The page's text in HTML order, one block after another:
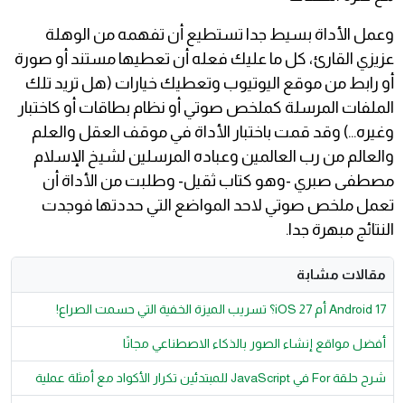
وعمل الأداة بسيط جدا تستطيع أن تفهمه من الوهلة
عزيزي القارئ، كل ما عليك فعله أن تعطيها مستند أو صورة
أو رابط من موقع اليوتيوب وتعطيك خيارات (هل تريد تلك
الملفات المرسلة كملخص صوتي أو نظام بطاقات أو كاختبار
وغيره...) وقد قمت باختبار الأداة في موقف العقل والعلم
والعالم من رب العالمين وعباده المرسلين لشيخ الإسلام
مصطفى صبري -وهو كتاب ثقيل- وطلبت من الأداة أن
تعمل ملخص صوتي لاحد المواضع التي حددتها فوجدت
النتائج مبهرة جدا.
مقالات مشابة
Android 17 أم iOS 27؟ تسريب الميزة الخفية التي حسمت الصراع!
أفضل مواقع إنشاء الصور بالذكاء الاصطناعي مجانًا
شرح حلقة For في JavaScript للمبتدئين تكرار الأكواد مع أمثلة عملية